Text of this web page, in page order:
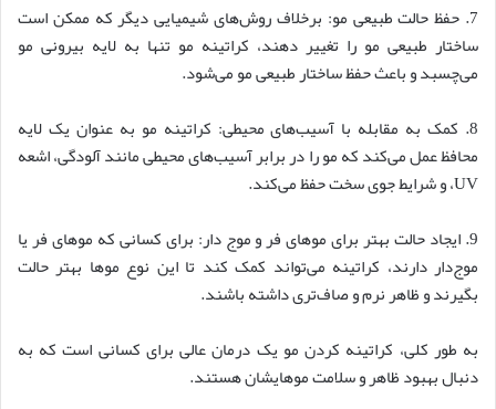
7. حفظ حالت طبیعی مو: برخلاف روش‌های شیمیایی دیگر که ممکن است
ساختار طبیعی مو را تغییر دهند، کراتینه مو تنها به لایه بیرونی مو
می‌چسبد و باعث حفظ ساختار طبیعی مو می‌شود.
8. کمک به مقابله با آسیب‌های محیطی: کراتینه مو به عنوان یک لایه
محافظ عمل می‌کند که مو را در برابر آسیب‌های محیطی مانند آلودگی، اشعه
UV، و شرایط جوی سخت حفظ می‌کند.
9. ایجاد حالت بهتر برای موهای فر و موج‌ دار: برای کسانی که موهای فر یا
موج‌دار دارند، کراتینه می‌تواند کمک کند تا این نوع موها بهتر حالت
بگیرند و ظاهر نرم و صاف‌تری داشته باشند.
به طور کلی، کراتینه کردن مو یک درمان عالی برای کسانی است که به
دنبال بهبود ظاهر و سلامت موهایشان هستند.